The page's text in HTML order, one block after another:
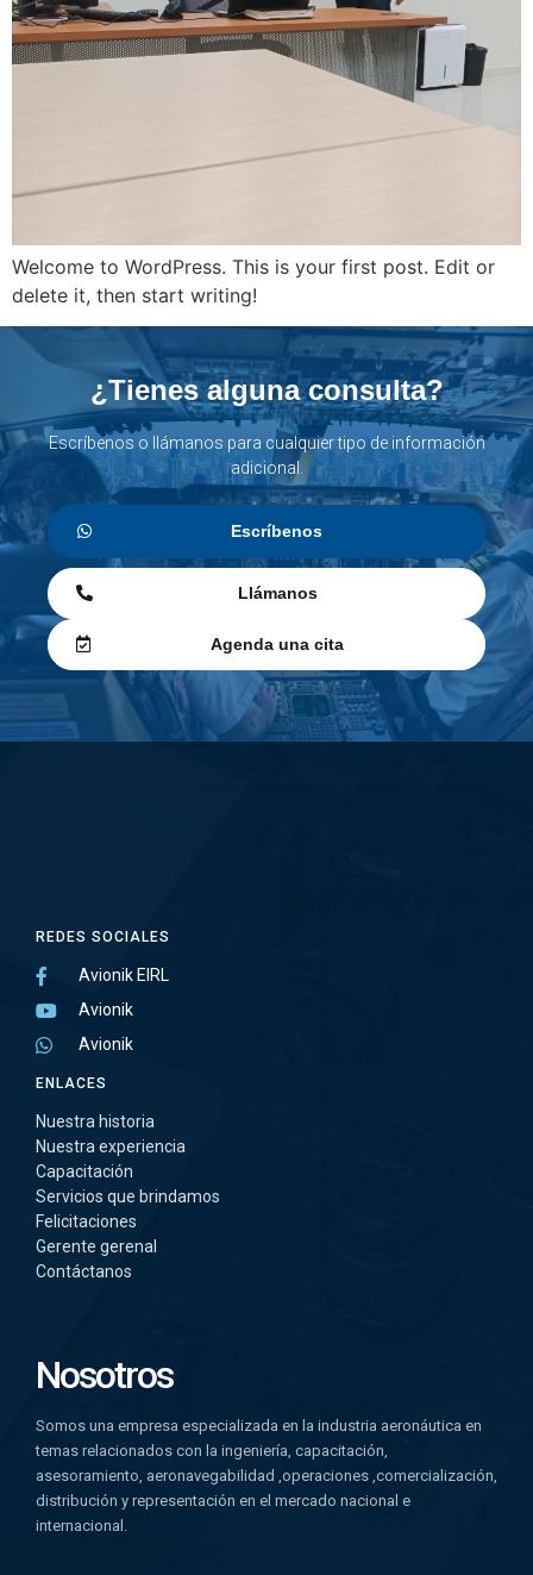
Welcome to WordPress. This is your first post. Edit or
delete it, then start writing!
¿Tienes alguna consulta?
Escríbenos o llámanos para cualquier tipo de información
adicional.
Escríbenos
Llámanos
Agenda una cita
Nosotros
Somos una empresa especializada en la industria aeronáutica en
temas relacionados con la ingeniería, capacitación,
asesoramiento, aeronavegabilidad ,operaciones ,comercialización,
distribución y representación en el mercado nacional e
internacional.
REDES SOCIALES
Avionik EIRL
Avionik
Avionik
ENLACES
Nuestra historia
Nuestra experiencia
Capacitación
Servicios que brindamos
Felicitaciones
Gerente gerenal
Contáctanos